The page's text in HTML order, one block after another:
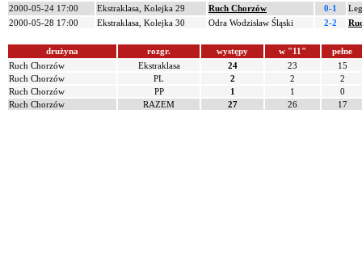
2000-05-24 17:00
Ekstraklasa, Kolejka 29 Ruch Chorzów 0-1
2000-05-28 17:00
Ekstraklasa, Kolejka 30 Odra Wodzisław Śląski 2-2
drużyna rozgr. występy w "11"
pełne
Ruch Chorzów
Ekstraklasa 24 23
15
Ruch Chorzów
PL 2 2
2
Ruch Chorzów
PP 1 1
0
Ruch Chorzów
RAZEM 27 26 17